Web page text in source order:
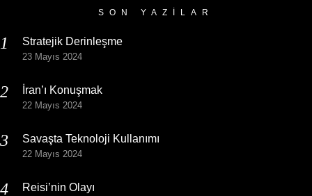
SON YAZILAR
Stratejik Derinleşme
23 Mayıs 2024
İran’ı Konuşmak
22 Mayıs 2024
Savaşta Teknoloji Kullanımı
22 Mayıs 2024
Reisi’nin Olayı